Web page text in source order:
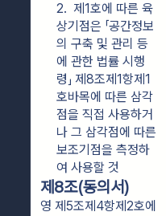
2.  제1호에 따른 육
상기점은 「공간정보
의 구축 및 관리 등
에 관한 법률 시행
령」 제8조제1항제1
호바목에 따른 삼각
점을 직접 사용하거
나 그 삼각점에 따른
보조기점을 측정하
여 사용할 것
제8조(동의서)
영 제5조제4항제2호에